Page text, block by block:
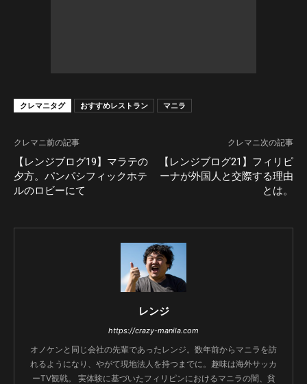
クレマニタグ おすすめレストラン マニラ
クレマニ前の記事
【レンジブログ19】マラテの
夕方。パンパシフィックホテ
ルのロビーにて
クレマニ次の記事
【レンジブログ21】フィリピ
ーナが外国人と交際する理由
とは。
レンジ
https://crazy-manila.com
オノケンと同じ会社の先輩であったレンジ。数年前からマニラを訪
れるようになり、やがて現地法人を持つまでに。趣味は海外サッカ
ーTV観戦。 実体験に基づいたフィリピンにおけるマニラの闇、貧